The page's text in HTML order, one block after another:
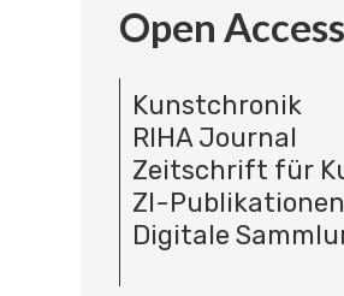
Open Access
Kunstchronik
RIHA Journal
Zeitschrift für
ZI-Publikationen
Digitale